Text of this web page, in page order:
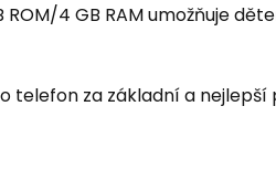
ROM/4 GB RAM umožňuje
telefon za základní a